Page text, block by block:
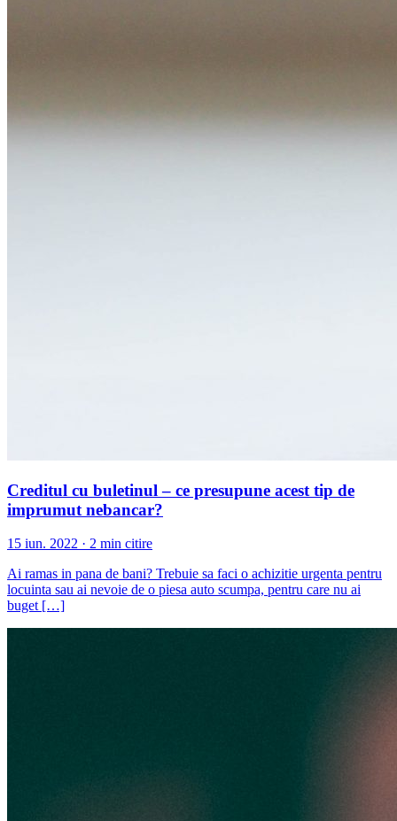
Creditul cu buletinul – ce presupune acest tip de
imprumut nebancar?
15 iun. 2022 · 2 min citire
Ai ramas in pana de bani? Trebuie sa faci o achizitie urgenta pentru
locuinta sau ai nevoie de o piesa auto scumpa, pentru care nu ai
buget […]